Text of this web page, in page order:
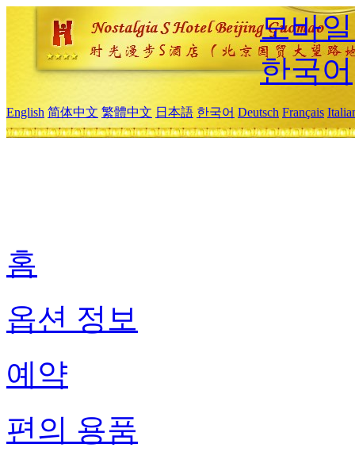
모바
한국어
English 简体中文 繁體中文 日本語 한국어 Deutsch Français
홈
옵션 정보
예약
편의 용품